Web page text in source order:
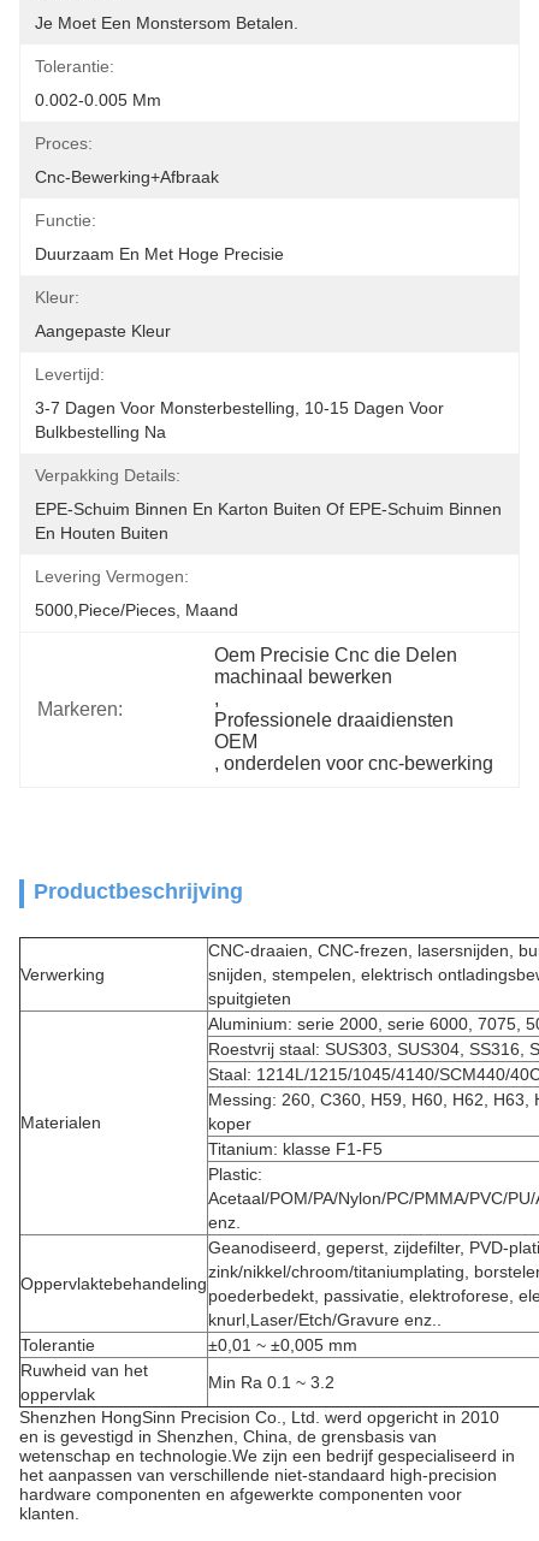
Je Moet Een Monstersom Betalen.
Tolerantie:
0.002-0.005 Mm
Proces:
Cnc-Bewerking+afbraak
Functie:
Duurzaam En Met Hoge Precisie
Kleur:
Aangepaste Kleur
Levertijd:
3-7 Dagen Voor Monsterbestelling, 10-15 Dagen Voor
Bulkbestelling Na
Verpakking Details:
EPE-Schuim Binnen En Karton Buiten Of EPE-Schuim Binnen
En Houten Buiten
Levering Vermogen:
5000,Piece/Pieces, Maand
Markeren:
Oem Precisie Cnc die Delen
machinaal bewerken
,
Professionele draaidiensten
OEM
, onderdelen voor cnc-bewerking
Productbeschrijving
Verwerking
CNC-draaien, CNC-frezen, lasersnijden,
snijden, stempelen, elektrisch
spuitgieten
Materialen
Aluminium: serie 2000, serie 6000, 7075,
Roestvrij staal: SUS303, SUS304, SS316,
Staal: 1214L/1215/1045/4140/SCM440/
Messing: 260, C360, H59, H60, H62, H63,
koper
Titanium: klasse F1-F5
Plastic:
Acetaal/POM/PA/Nylon/PC/PMMA/PVC/
enz.
Oppervlaktebehandeling
Geanodiseerd, geperst, zijdefilter, PVD-
zink/nikkel/chroom/titaniumplating,
poederbedekt, passivatie, elektroforese,
knurl,Laser/Etch/Gravure enz..
Tolerantie
±0,01 ~ ±0,005 mm
Ruwheid van het
oppervlak
Min Ra 0.1 ~ 3.2
Shenzhen HongSinn Precision Co., Ltd. werd opgericht in 2010
en is gevestigd in Shenzhen, China, de grensbasis van
wetenschap en technologie.We zijn een bedrijf gespecialiseerd in
het aanpassen van verschillende niet-standaard high-precision
hardware componenten en afgewerkte componenten voor
klanten.